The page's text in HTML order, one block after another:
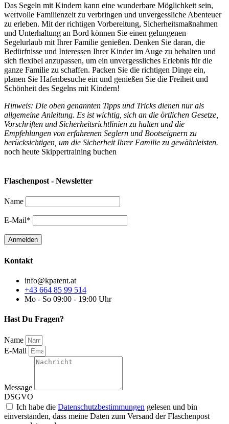
Das Segeln mit Kindern kann eine wunderbare Möglichkeit sein,
wertvolle Familienzeit zu verbringen und unvergessliche Abenteuer
zu erleben. Mit der richtigen Vorbereitung, Sicherheitsmaßnahmen
und Unterhaltung an Bord können Sie einen gelungenen
Segelurlaub mit Ihrer Familie genießen. Denken Sie daran, die
Bedürfnisse und Interessen Ihrer Kinder im Auge zu behalten und
sich flexibel anzupassen, um ein unvergessliches Erlebnis für die
ganze Familie zu schaffen. Packen Sie die richtigen Dinge ein,
planen Sie Hafenbesuche ein und genießen Sie die Freiheit und
Schönheit des Segelns mit Kindern!
Hinweis: Die oben genannten Tipps und Tricks dienen nur als
allgemeine Anleitung. Es ist wichtig, sich an die örtlichen Gesetze,
Vorschriften und Sicherheitsrichtlinien zu halten und die
Empfehlungen von erfahrenen Seglern und Bootseignern zu
berücksichtigen, um die Sicherheit Ihrer Familie zu gewährleisten.
noch heute Skippertraining buchen
Flaschenpost - Newsletter
Name
E-Mail*
Kontakt
info@kpatent.at
+43 664 85 99 514
Mo - So 09:00 - 19:00 Uhr
Hast Du Fragen?
Name
E-Mail
Message
DSGVO
Ich habe die Datenschutzbestimmungen gelesen und bin
einverstanden, dass meine Daten zum Versand der Flaschenpost